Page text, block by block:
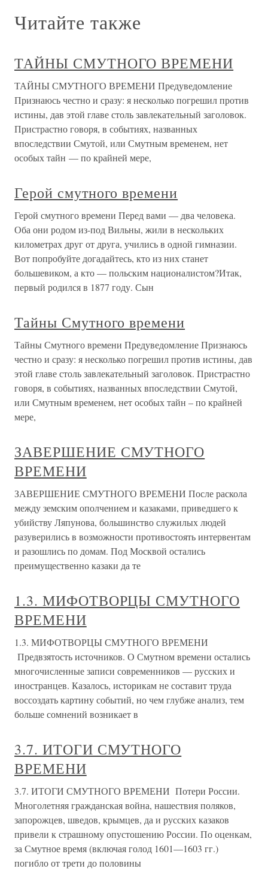
Читайте также
ТАЙНЫ СМУТНОГО ВРЕМЕНИ
ТАЙНЫ СМУТНОГО ВРЕМЕНИ Предуведомление
Признаюсь честно и сразу: я несколько погрешил против
истины, дав этой главе столь завлекательный заголовок.
Пристрастно говоря, в событиях, названных
впоследствии Смутой, или Смутным временем, нет
особых тайн — по крайней мере,
Герой смутного времени
Герой смутного времени Перед вами — два человека.
Оба они родом из-под Вильны, жили в нескольких
километрах друг от друга, учились в одной гимназии.
Вот попробуйте догадайтесь, кто из них станет
большевиком, а кто — польским националистом?Итак,
первый родился в 1877 году. Сын
Тайны Смутного времени
Тайны Смутного времени Предуведомление Признаюсь
честно и сразу: я несколько погрешил против истины, дав
этой главе столь завлекательный заголовок. Пристрастно
говоря, в событиях, названных впоследствии Смутой,
или Смутным временем, нет особых тайн – по крайней
мере,
ЗАВЕРШЕНИЕ СМУТНОГО
ВРЕМЕНИ
ЗАВЕРШЕНИЕ СМУТНОГО ВРЕМЕНИ После раскола
между земским ополчением и казаками, приведшего к
убийству Ляпунова, большинство служилых людей
разуверились в возможности противостоять интервентам
и разошлись по домам. Под Москвой остались
преимущественно казаки да те
1.3. МИФОТВОРЦЫ СМУТНОГО
ВРЕМЕНИ
1.3. МИФОТВОРЦЫ СМУТНОГО ВРЕМЕНИ
Предвзятость источников. О Смутном времени остались
многочисленные записи современников — русских и
иностранцев. Казалось, историкам не составит труда
воссоздать картину событий, но чем глубже анализ, тем
больше сомнений возникает в
3.7. ИТОГИ СМУТНОГО
ВРЕМЕНИ
3.7. ИТОГИ СМУТНОГО ВРЕМЕНИ Потери России.
Многолетняя гражданская война, нашествия поляков,
запорожцев, шведов, крымцев, да и русских казаков
привели к страшному опустошению России. По оценкам,
за Смутное время (включая голод 1601—1603 гг.)
погибло от трети до половины